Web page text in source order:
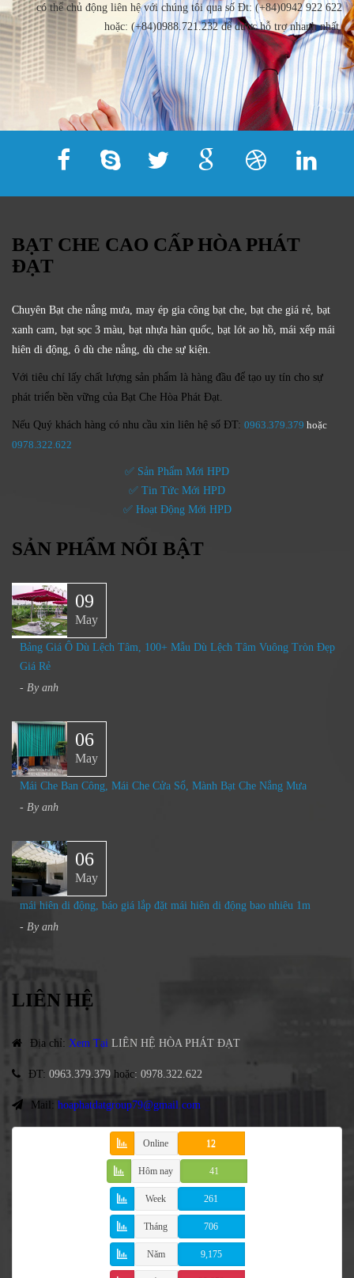
có thể chủ động liên hệ với chúng tôi qua số Đt: (+84)0942 922 622
hoặc: (+84)0988.721.232 để được hỗ trợ nhanh nhất.
BẠT CHE CAO CẤP HÒA PHÁT
ĐẠT
Chuyên Bạt che nắng mưa, may ép gia công bạt che, bạt che giá rẻ, bạt
xanh cam, bạt sọc 3 màu, bạt nhựa hàn quốc, bạt lót ao hồ, mái xếp mái
hiên di động, ô dù che nắng, dù che sự kiện.
Với tiêu chí lấy chất lượng sản phẩm là hàng đầu để tạo uy tín cho sự
phát triển bền vững của Bạt Che Hòa Phát Đạt.
Nếu Quý khách hàng có nhu cầu xin liên hệ số ĐT: 0963.379.379 hoặc
0978.322.622
✅ Sản Phẩm Mới HPD
✅ Tin Tức Mới HPD
✅ Hoạt Động Mới HPD
SẢN PHẨM NỔI BẬT
09
May
Bảng Giá Ô Dù Lệch Tâm, 100+ Mẫu Dù Lệch Tâm Vuông Tròn Đẹp
Giá Rẻ
- By anh
06
May
Mái Che Ban Công, Mái Che Cửa Sổ, Mành Bạt Che Nắng Mưa​
- By anh
06
May
mái hiên di động, báo giá lắp đặt mái hiên di động bao nhiêu 1m
- By anh
LIÊN HỆ
Địa chỉ: Xem Tại LIÊN HỆ HÒA PHÁT ĐẠT
ĐT: 0963.379.379 hoặc: 0978.322.622
Mail: hoaphatdatgroup79@gmail.com
Online 12
Hôm nay 41
Week 261
Tháng 706
Năm 9,175